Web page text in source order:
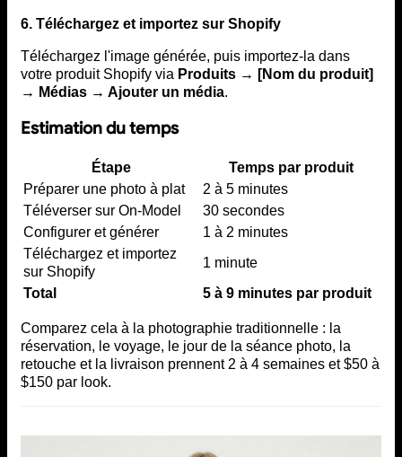
6. Téléchargez et importez sur Shopify
Téléchargez l'image générée, puis importez-la dans
votre produit Shopify via Produits → [Nom du produit]
→ Médias → Ajouter un média.
Estimation du temps
Étape
Temps par produit
Préparer une photo à plat
2 à 5 minutes
Téléverser sur On-Model
30 secondes
Configurer et générer
1 à 2 minutes
Téléchargez et importez
sur Shopify
1 minute
Total
5 à 9 minutes par produit
Comparez cela à la photographie traditionnelle : la
réservation, le voyage, le jour de la séance photo, la
retouche et la livraison prennent 2 à 4 semaines et $50 à
$150 par look.